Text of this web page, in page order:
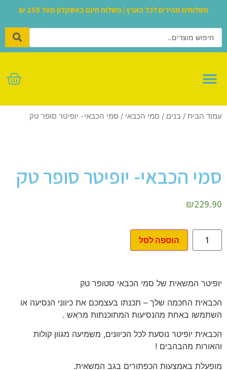
משלוחים מהירים לכל הארץ | משלוח חינם באשקלון מעל 250 ₪
עמוד הבית / בנים / סמי הכבאי / סמי הכבאי- יופיטר סופר טק
סמי הכבאי- יופיטר סופר טק
₪229.90
הוספה לסל
יופיטר המשאית של סמי הכבאי סטופר טק
הכבאית החכמה שלך – תכנתו בעצמכם את כיווני הנסיעה או
השתמשו באחת מהנסיעות המתוכנתות מראש .
הכבאית יופיטר נוסעת לכל הכיוונים, משמיעה מגוון קולות
והאורות מהבהבים !
מופעלת באמצעות הכפתורים בגב המשאית.